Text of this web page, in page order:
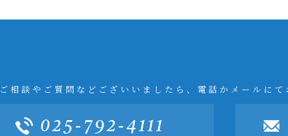
ご相談やご質問などございいましたら、電話かメールにて
025-792-4111